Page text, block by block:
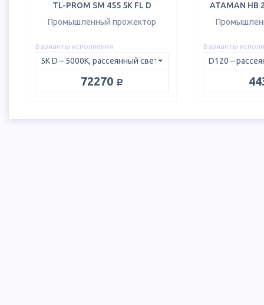
TL-PROM SM 455 5K FL D
Промышленный прожектор
Варианты исполнения
72270 руб.
ATAMAN HB
Варианты